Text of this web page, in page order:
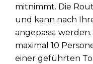
mitnimmt. Die
und kann nach
angepasst
maximal 10
einer geführten